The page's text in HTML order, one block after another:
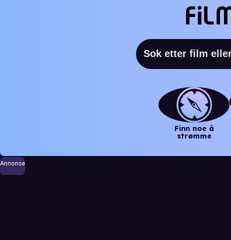
Finn noe å
strømme
Annonse